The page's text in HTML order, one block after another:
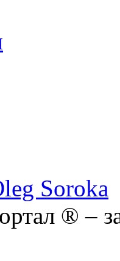
Soroka
® –